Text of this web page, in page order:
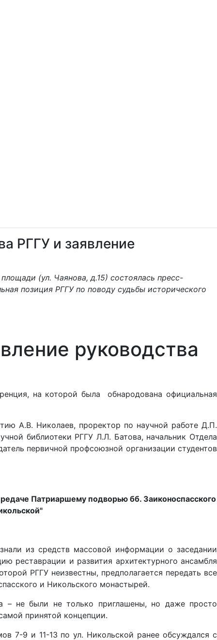
РГГУ и заявление
(ул. Чаянова, д.15) состоялась пресс-
позиция РГГУ по поводу судьбы исторического
руководства
на которой была обнародована официальная
А.В. Николаев, проректор по научной работе Д.П.
библиотеки РГГУ Л.Л. Батова, начальник Отдела
первичной профсоюзной организации студентов
Патриаршему подворью бб. Заиконоспасского
из средств массовой информации о заседании
реставрации и развития архитектурного ансамбля
РГГУ неизвестны, предполагается передать все
и Никольского монастырей.
– не были не только приглашены, но даже просто
принятой концепции.
7-9 и 11-13 по ул. Никольской ранее обсуждался с